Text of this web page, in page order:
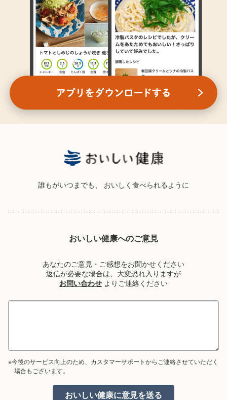
誰もがいつまでも、 おいしく食べられるように
おいしい健康へのご意見
あなたのご意見・ご感想をお聞かせください
返信が必要な場合は、大変恐れ入りますが
お問い合わせ よりご連絡ください
※今後のサービス向上のため、カスタマーサポートからご連絡させていただく
場合もございます。